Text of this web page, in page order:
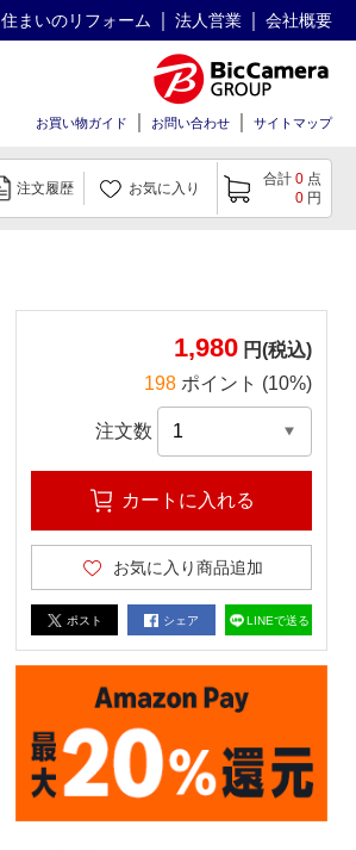
住まいのリフォーム 法人営業 会社概要
お買い物ガイド お問い合わせ サイトマップ
注文履歴 お気に入り
合計 0 点
0 円
1,980 円(税込)
198 ポイント (10%)
注文数
カートに入れる
お気に入り商品追加
ポスト シェア LINEで送る